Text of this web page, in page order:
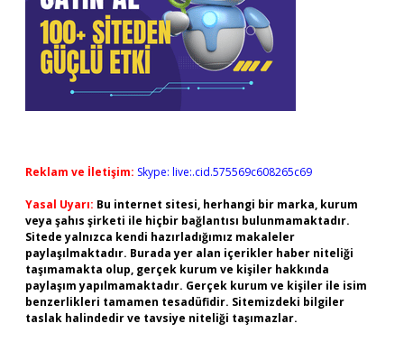
Reklam ve İletişim: Skype: live:.cid.575569c608265c69
Yasal Uyarı: Bu internet sitesi, herhangi bir marka, kurum
veya şahıs şirketi ile hiçbir bağlantısı bulunmamaktadır.
Sitede yalnızca kendi hazırladığımız makaleler
paylaşılmaktadır. Burada yer alan içerikler haber niteliği
taşımamakta olup, gerçek kurum ve kişiler hakkında
paylaşım yapılmamaktadır. Gerçek kurum ve kişiler ile isim
benzerlikleri tamamen tesadüfidir. Sitemizdeki bilgiler
taslak halindedir ve tavsiye niteliği taşımazlar.